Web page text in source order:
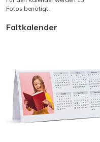
Fotos benötigt.
Faltkalender